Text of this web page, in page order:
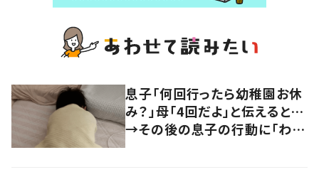
息子「何回行ったら幼稚園お休
み？」母「4回だよ」と伝えると…
→その後の息子の行動に「わか